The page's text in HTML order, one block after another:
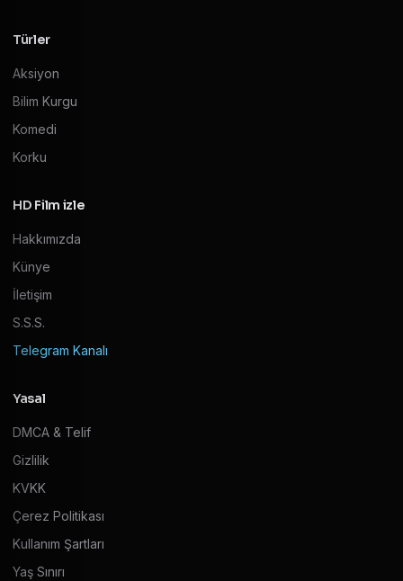
Türler
Aksiyon
Bilim Kurgu
Komedi
Korku
HD Film izle
Hakkımızda
Künye
İletişim
S.S.S.
Telegram Kanalı
Yasal
DMCA & Telif
Gizlilik
KVKK
Çerez Politikası
Kullanım Şartları
Yaş Sınırı